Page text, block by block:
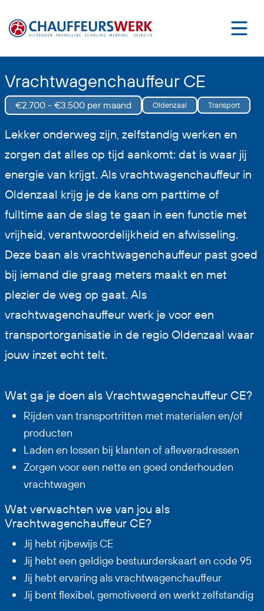
Vrachtwagenchauffeur CE
€2.700 - €3.500 per maand Oldenzaal Transport
Lekker onderweg zijn, zelfstandig werken en
zorgen dat alles op tijd aankomt: dat is waar jij
energie van krijgt. Als vrachtwagenchauffeur in
Oldenzaal krijg je de kans om parttime of
fulltime aan de slag te gaan in een functie met
vrijheid, verantwoordelijkheid en afwisseling.
Deze baan als vrachtwagenchauffeur past goed
bij iemand die graag meters maakt en met
plezier de weg op gaat. Als
vrachtwagenchauffeur werk je voor een
transportorganisatie in de regio Oldenzaal waar
jouw inzet echt telt.
Wat ga je doen als Vrachtwagenchauffeur CE?
Rijden van transportritten met materialen en/of
producten
Laden en lossen bij klanten of afleveradressen
Zorgen voor een nette en goed onderhouden
vrachtwagen
Wat verwachten we van jou als
Vrachtwagenchauffeur CE?
Jij hebt rijbewijs CE
Jij hebt een geldige bestuurderskaart en code 95
Jij hebt ervaring als vrachtwagenchauffeur
Jij bent flexibel, gemotiveerd en werkt zelfstandig